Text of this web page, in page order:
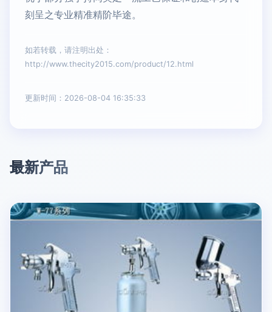
刻呈之专业精准精阶毕途。
如若转载，请注明出处：
http://www.thecity2015.com/product/12.html
更新时间：2026-08-04 16:35:33
最新产品